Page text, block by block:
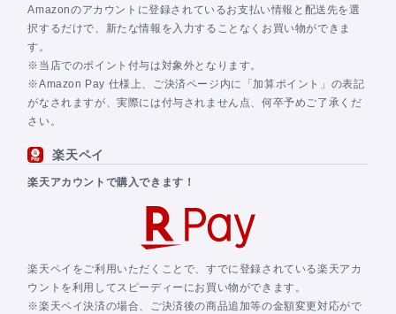
Amazonのアカウントに登録されているお支払い情報と配送先を選
択するだけで、新たな情報を入力することなくお買い物ができま
す。
※当店でのポイント付与は対象外となります。
※Amazon Pay 仕様上、ご決済ページ内に「加算ポイント」の表記
がなされますが、実際には付与されません点、何卒予めご了承くだ
さい。
楽天ペイ
楽天アカウントで購入できます！
楽天ペイをご利用いただくことで、すでに登録されている楽天アカ
ウントを利用してスピーディーにお買い物ができます。
※楽天ペイ決済の場合、ご決済後の商品追加等の金額変更対応がで